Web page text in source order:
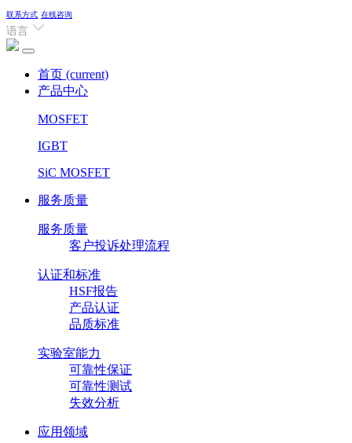
联系方式 在线咨询
语言
首页 (current)
产品中心
MOSFET
IGBT
SiC MOSFET
服务质量
服务质量
客户投诉处理流程
认证和标准
HSF报告
产品认证
品质标准
实验室能力
可靠性保证
可靠性测试
失效分析
应用领域